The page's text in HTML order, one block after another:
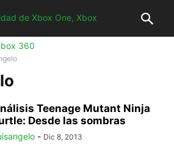
Teenage Mutant Ninja
Desde las sombras
- Dic 8, 2013